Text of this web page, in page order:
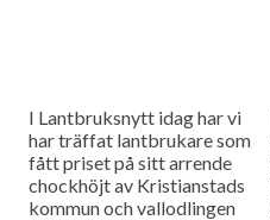
I Lantbruksnytt idag har vi
har träffat lantbrukare som
fått priset på sitt arrende
chockhöjt av Kristianstads
kommun och vallodlingen